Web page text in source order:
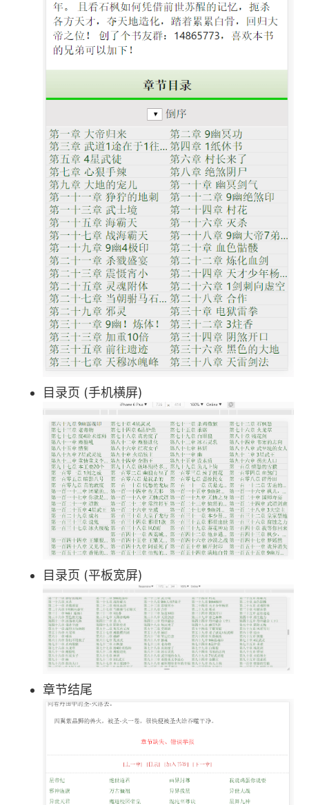
目录页 (手机横屏)
目录页 (平板宽屏)
章节结尾